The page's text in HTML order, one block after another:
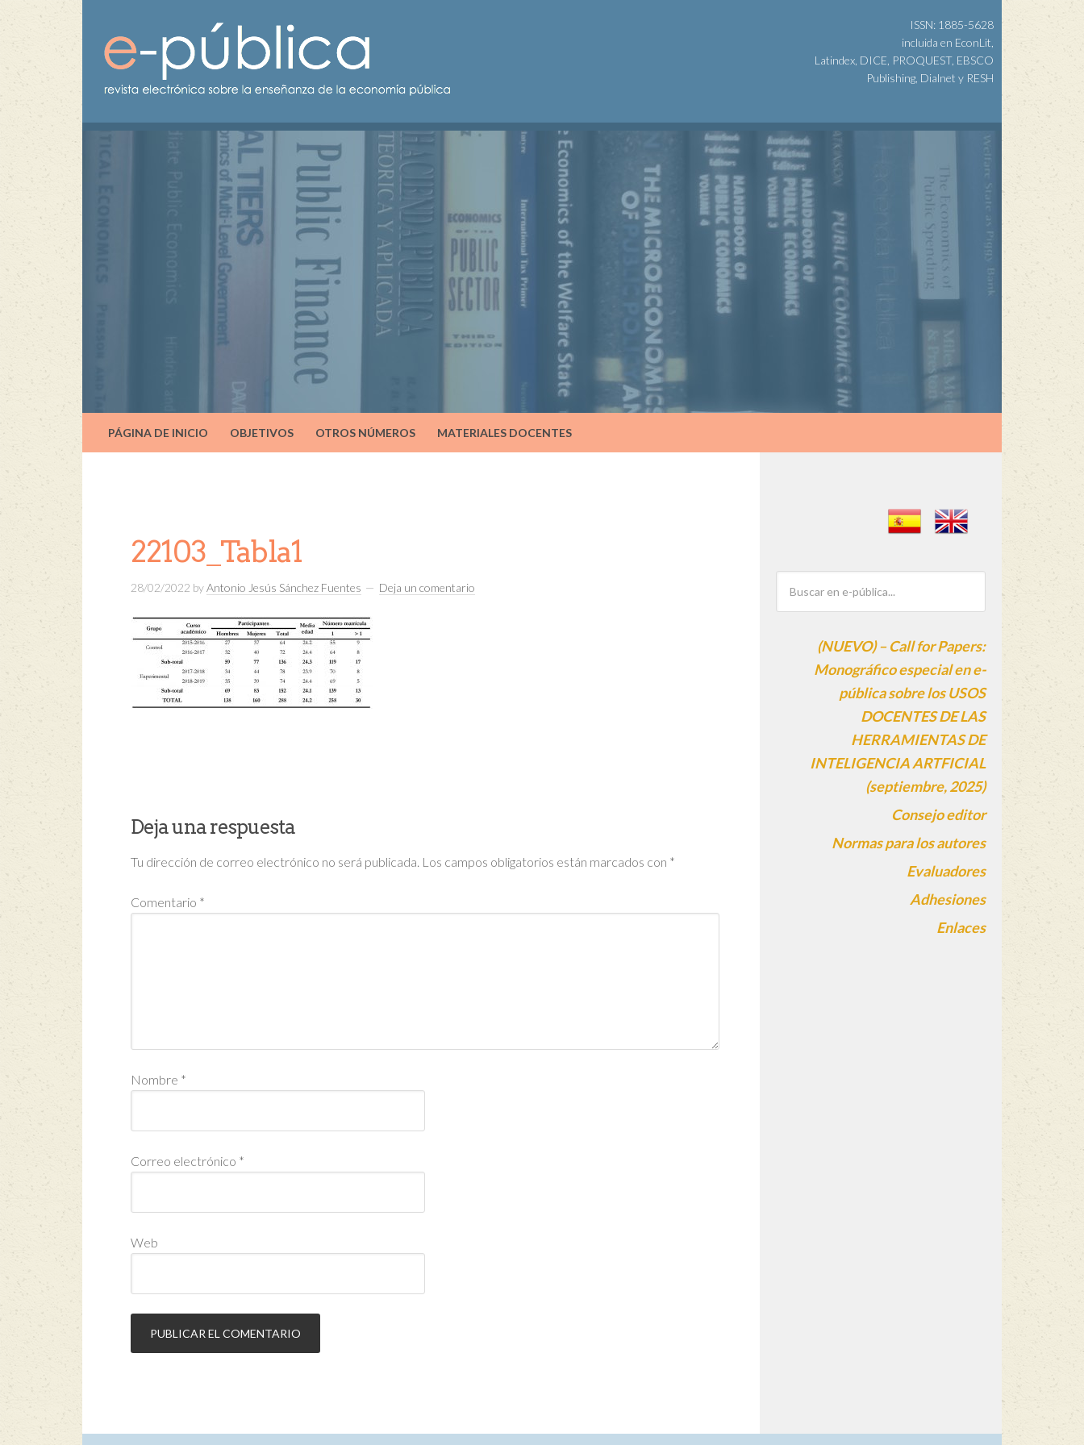
ISSN: 1885-5628
incluida en EconLit,
Latindex, DICE, PROQUEST, EBSCO
Publishing, Dialnet y RESH
PÁGINA DE INICIO OBJETIVOS OTROS NÚMEROS MATERIALES DOCENTES
22103_Tabla1
28/02/2022 byAntonio Jesús Sánchez Fuentes Deja un comentario
Deja una respuesta
Tu dirección de correo electrónico no será publicada. Los campos obligatorios están marcados con *
Comentario *
Nombre *
Correo electrónico *
Web
(NUEVO) – Call for Papers:
Monográfico especial en e-
pública sobre los USOS
DOCENTES DE LAS
HERRAMIENTAS DE
INTELIGENCIA ARTFICIAL
(septiembre, 2025)
Consejo editor
Normas para los autores
Evaluadores
Adhesiones
Enlaces